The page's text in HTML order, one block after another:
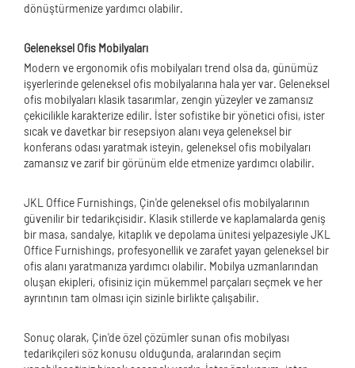
dönüştürmenize yardımcı olabilir.
Geleneksel Ofis Mobilyaları
Modern ve ergonomik ofis mobilyaları trend olsa da, günümüz
işyerlerinde geleneksel ofis mobilyalarına hala yer var. Geleneksel
ofis mobilyaları klasik tasarımlar, zengin yüzeyler ve zamansız
çekicilikle karakterize edilir. İster sofistike bir yönetici ofisi, ister
sıcak ve davetkar bir resepsiyon alanı veya geleneksel bir
konferans odası yaratmak isteyin, geleneksel ofis mobilyaları
zamansız ve zarif bir görünüm elde etmenize yardımcı olabilir.
JKL Office Furnishings, Çin'de geleneksel ofis mobilyalarının
güvenilir bir tedarikçisidir. Klasik stillerde ve kaplamalarda geniş
bir masa, sandalye, kitaplık ve depolama ünitesi yelpazesiyle JKL
Office Furnishings, profesyonellik ve zarafet yayan geleneksel bir
ofis alanı yaratmanıza yardımcı olabilir. Mobilya uzmanlarından
oluşan ekipleri, ofisiniz için mükemmel parçaları seçmek ve her
ayrıntının tam olması için sizinle birlikte çalışabilir.
Sonuç olarak, Çin'de özel çözümler sunan ofis mobilyası
tedarikçileri söz konusu olduğunda, aralarından seçim